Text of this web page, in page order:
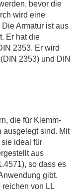
bevor die
wird eine
Armatur ist aus
Er hat die
2353. Er wird
2353) und DIN
die für Klemm-
ausgelegt sind. Mit
ideal für
aus
so dass es
gibt.
von LL